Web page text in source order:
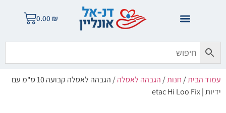
0.00 ₪
עמוד הבית/חנות/הגבהה לאסלה
/ הגבהה לאסלה קבועה 10 ס"מ עם
ידיות | etac Hi Loo Fix